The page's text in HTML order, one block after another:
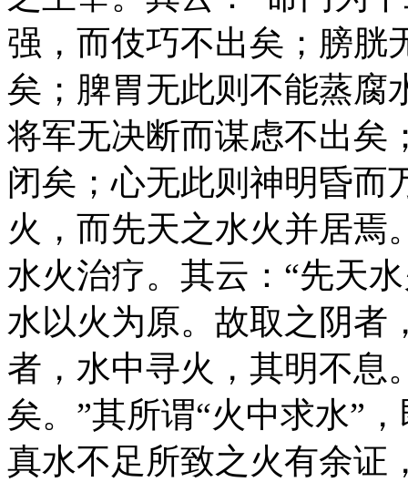
强，而伎巧不出矣；膀胱
矣；脾胃无此则不能蒸腐
将军无决断而谋虑不出矣
闭矣；心无此则神明昏而
火，而先天之水火并居焉
水火治疗。其云：“先天
水以火为原。故取之阴者
者，水中寻火，其明不息
矣。”其所谓“火中求水”
真水不足所致之火有余证